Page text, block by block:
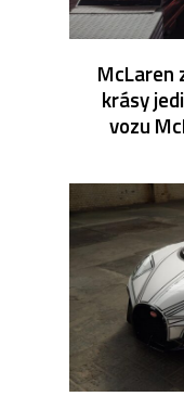
McLaren
krásy
vozu